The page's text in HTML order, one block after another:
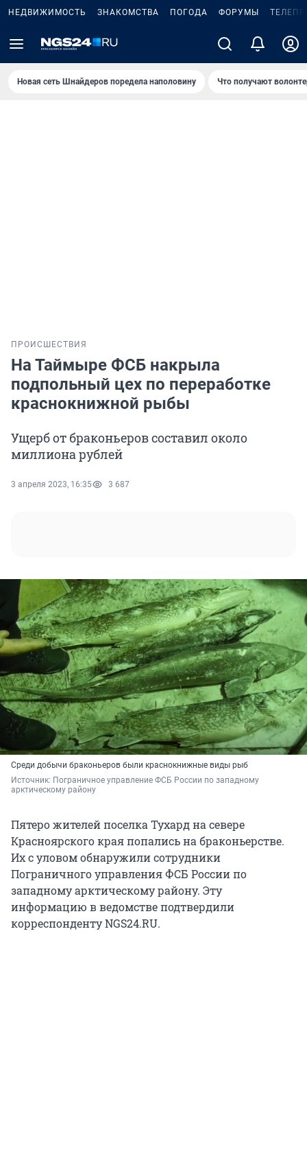
НЕДВИЖИМОСТЬ ЗНАКОМСТВА ПОГОДА ФОРУМЫ
Новая сеть Шнайдеров поредела наполовину Что получают
ПРОИСШЕСТВИЯ
На Таймыре ФСБ накрыла
подпольный цех по переработке
краснокнижной рыбы
Ущерб от браконьеров составил около
миллиона рублей
3 апреля 2023, 16:35 3 687
Среди добычи браконьеров были краснокнижные виды рыб
Источник: Пограничное управление ФСБ России по западному
арктическому району
Пятеро жителей поселка Тухард на севере
Красноярского края попались на браконьерстве.
Их с уловом обнаружили сотрудники
Пограничного управления ФСБ России по
западному арктическому району. Эту
информацию в ведомстве подтвердили
корреспонденту NGS24.RU.